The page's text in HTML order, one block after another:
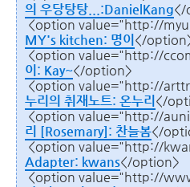
의 우당탕탕...:DanielKang</
<option value="http://
MY's kitchen: 명이 </
<option value="http://
이: Kay~</option>
<option value="http://
누리의 취재노트: 온누리 </
<option value="http://
리 [Rosemary]: 찬늘봄</
<option value="http://
Adapter: kwans</option>
<option value="http://